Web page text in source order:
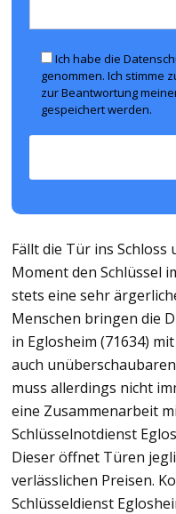
Ich habe die
genommen. Ich stimme
zur Beantwortung
gespeichert werden.
Fällt die Tür ins Schloss
Moment den Schlüssel
stets eine sehr
Menschen bringen die
in Eglosheim (71634)
auch
muss allerdings nicht
eine Zusammenarbeit
Schlüsselnotdienst
Dieser öffnet Türen
verlässlichen Preisen.
Schlüsseldienst